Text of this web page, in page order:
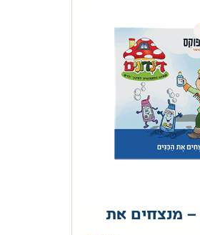
הדינדונים 3 – מנצחים את